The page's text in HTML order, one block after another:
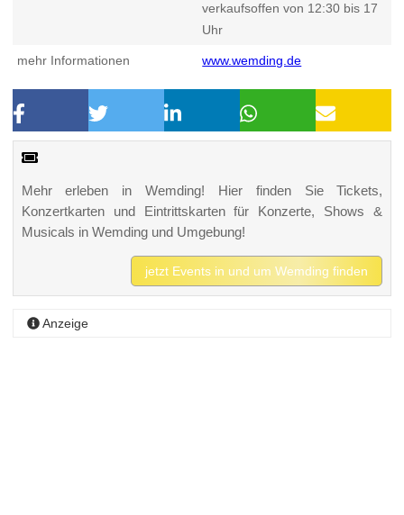
verkaufsoffen von 12:30 bis 17
Uhr
mehr Informationen www.wemding.de
Mehr erleben in Wemding! Hier finden Sie Tickets,
Konzertkarten und Eintrittskarten für Konzerte, Shows &
Musicals in Wemding und Umgebung!
jetzt Events in und um Wemding finden
Anzeige